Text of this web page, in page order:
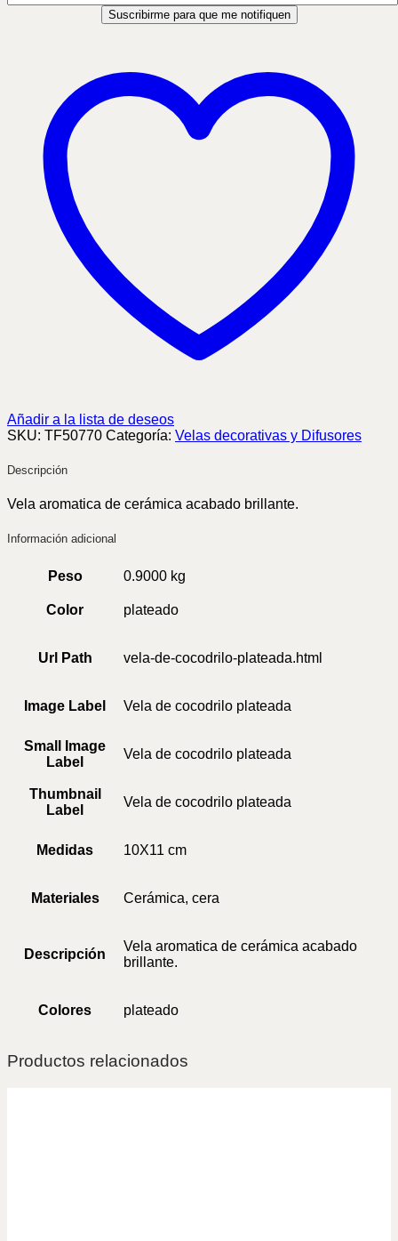
Suscribirme para que me notifiquen
Añadir a la lista de deseos
SKU: TF50770 Categoría: Velas decorativas y Difusores
Descripción
Vela aromatica de cerámica acabado brillante.
Información adicional
Peso 0.9000 kg
Color plateado
Url Path vela-de-cocodrilo-plateada.html
Image Label Vela de cocodrilo plateada
Small Image
Label
Vela de cocodrilo plateada
Thumbnail
Label
Vela de cocodrilo plateada
Medidas 10X11 cm
Materiales Cerámica, cera
Descripción
Vela aromatica de cerámica acabado
brillante.
Colores plateado
Productos relacionados